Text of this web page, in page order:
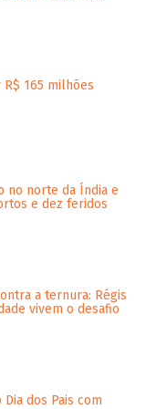
R$ 165 milhões
no norte da Índia e
e dez feridos
a ternura: Régis
vivem o desafio
dos Pais com